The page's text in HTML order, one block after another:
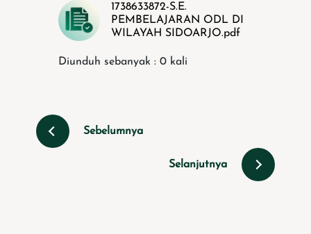
1738633872-S.E.
PEMBELAJARAN ODL DI
WILAYAH SIDOARJO.pdf
Diunduh sebanyak : 0 kali
Sebelumnya
Selanjutnya